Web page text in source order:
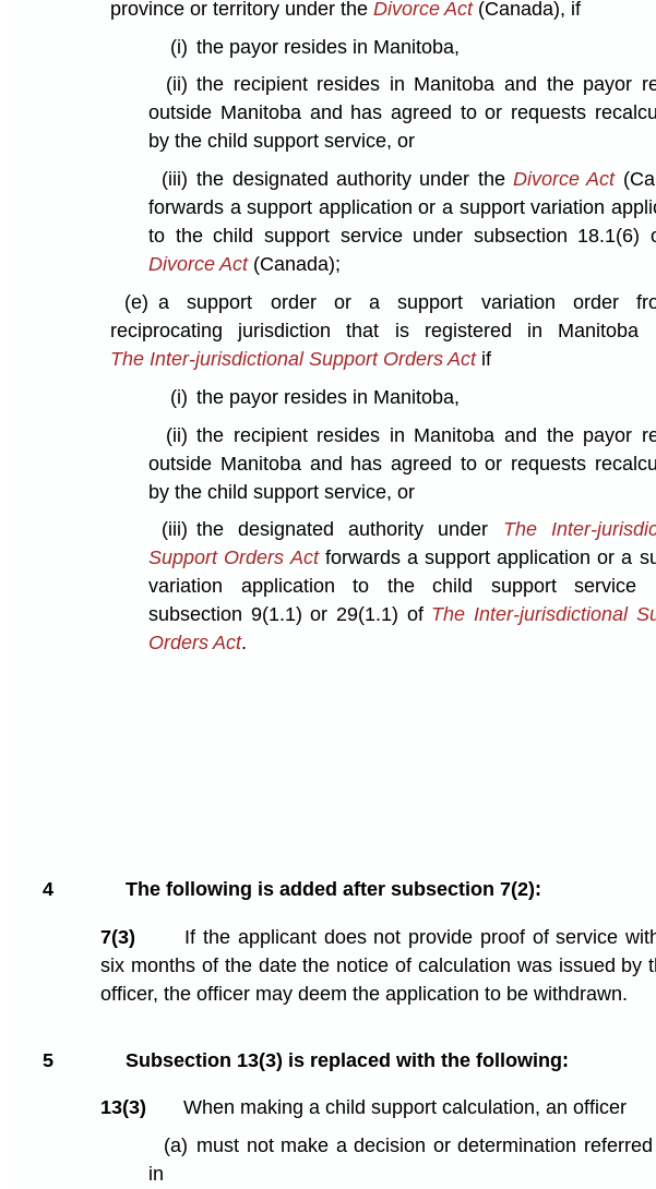
province or territory under the Divorce Act (Canada), if
(i) the payor resides in Manitoba,
(ii) the recipient resides in Manitoba and the payor
outside Manitoba and has agreed to or requests
by the child support service, or
(iii) the designated authority under the Divorce Act
forwards a support application or a support variation
to the child support service under subsection 18.1(6)
Divorce Act (Canada);
(e) a support order or a support variation order
reciprocating jurisdiction that is registered in Manitoba
The Inter-jurisdictional Support Orders Actif
(i) the payor resides in Manitoba,
(ii) the recipient resides in Manitoba and the payor
outside Manitoba and has agreed to or requests
by the child support service, or
(iii) the designated authority under The Inter-
Support Orders Actforwards a support application or a
variation application to the child support service
subsection 9(1.1) or 29(1.1) of The Inter-jurisdictional
Orders Act.
4 The following is added after subsection 7(2):
7(3)
If the applicant does not provide proof of service
six months of the date the notice of calculation was issued by
officer, the officer may deem the application to be withdrawn.
5 Subsection 13(3) is replaced with the following:
13(3)
When making a child support calculation, an officer
(a) must not make a decision or determination
in